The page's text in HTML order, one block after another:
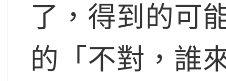
了，得到的可
的「不對，誰